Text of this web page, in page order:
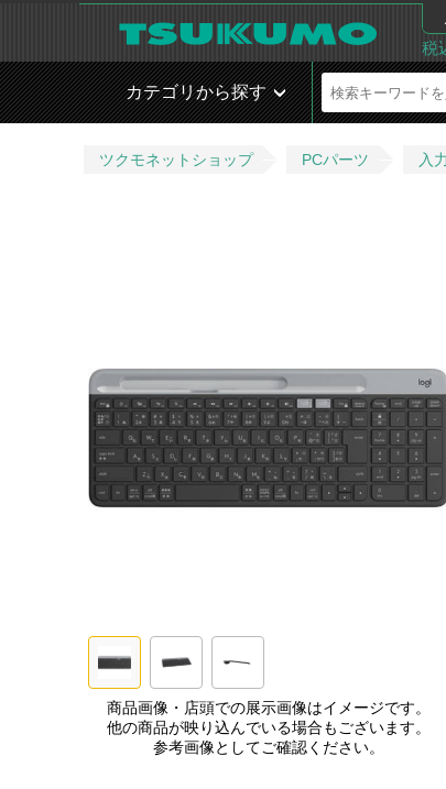
税
カテゴリから探す
ツクモネットショップ PCパーツ 入
商品画像・店頭での展示画像はイメージです。
他の商品が映り込んでいる場合もございます。
参考画像としてご確認ください。